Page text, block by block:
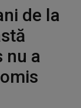
de la
nu a